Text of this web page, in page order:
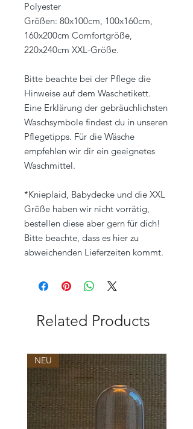
Polyester
Größen: 80x100cm, 100x160cm,
160x200cm Comfortgröße,
220x240cm XXL-Größe.
Bitte beachte bei der Pflege die
Hinweise auf dem Waschetikett.
Eine Erklärung der gebräuchlichsten
Waschsymbole findest du in unseren
Pflegetipps. Für die Wäsche
empfehlen wir dir ein geeignetes
Waschmittel.
*Knieplaid, Babydecke und die XXL
Größe haben wir nicht vorrätig,
bestellen diese aber gern für dich!
Bitte beachte, dass es hier zu
abweichenden Lieferzeiten kommt.
Related Products
NEU